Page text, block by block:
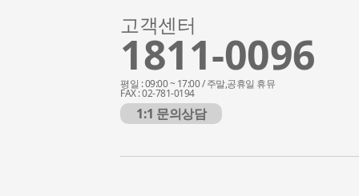
고객센터
1811-0096
평일 : 09:00 ~ 17:00 / 주말,공휴일 휴뮤
FAX : 02-781-0194
1:1 문의상담